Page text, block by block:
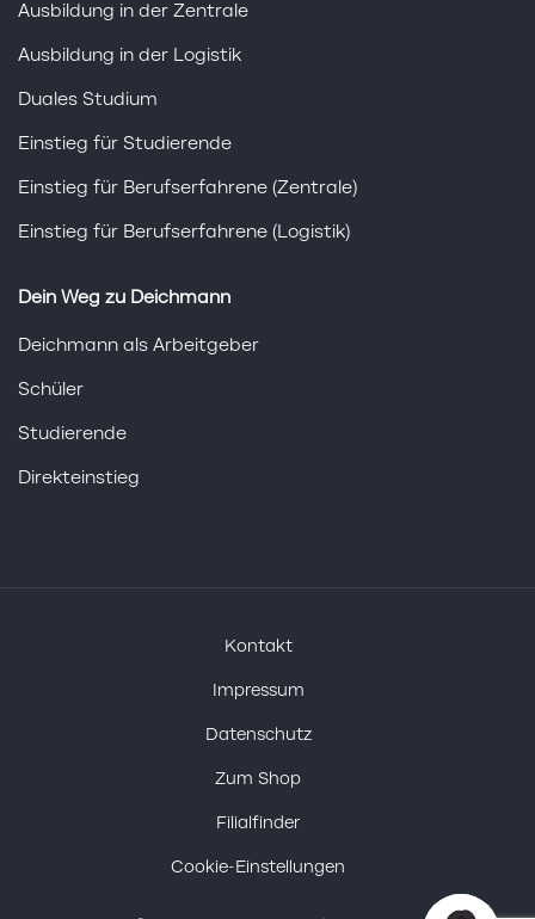
Ausbildung in der Zentrale
Ausbildung in der Logistik
Duales Studium
Einstieg für Studierende
Einstieg für Berufserfahrene (Zentrale)
Einstieg für Berufserfahrene (Logistik)
Dein Weg zu Deichmann
Deichmann als Arbeitgeber
Schüler
Studierende
Direkteinstieg
Kontakt
Impressum
Datenschutz
Zum Shop
Filialfinder
Cookie-Einstellungen